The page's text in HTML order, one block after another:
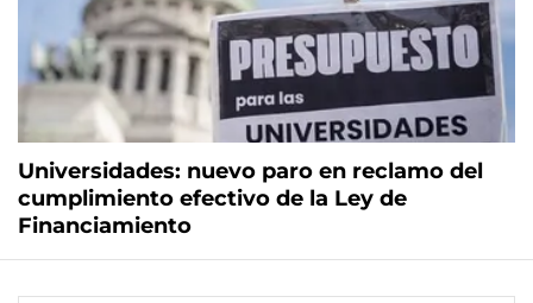
Universidades: nuevo paro en reclamo del
cumplimiento efectivo de la Ley de
Financiamiento